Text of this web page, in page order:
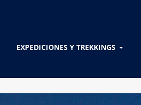
EXPEDICIONES Y TREKKINGS